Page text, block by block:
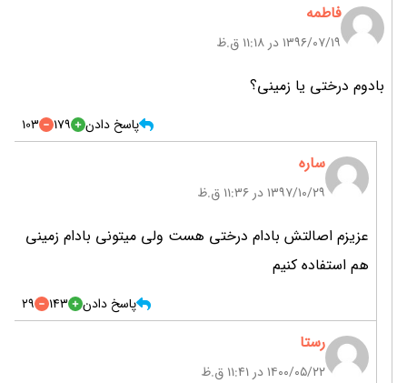
فاطمه
۱۳۹۶/۰۷/۱۹ در 11:18 ق.ظ
بادوم درختی یا زمینی؟
پاسخ دادن 179
103
ساره
۱۳۹۷/۱۰/۲۹ در 11:36 ق.ظ
عزیزم اصالتش بادام درختی هست ولی میتونی بادام زمینی
هم استفاده کنیم
پاسخ دادن 143
29
رستا
۱۴۰۰/۰۵/۲۲ در 11:41 ق.ظ